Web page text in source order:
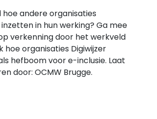
hoe andere organisaties
inzetten in hun werking? Ga mee
verkenning door het werkveld
hoe organisaties Digiwijzer
hefboom voor e-inclusie. Laat
door: OCMW Brugge.